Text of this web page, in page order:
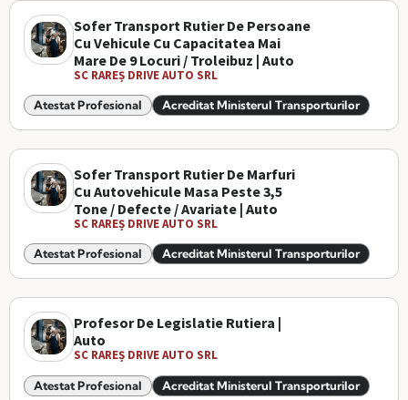
Sofer Transport Rutier De Persoane
Cu Vehicule Cu Capacitatea Mai
Mare De 9 Locuri / Troleibuz | Auto
SC RAREȘ DRIVE AUTO SRL
Atestat Profesional Acreditat Ministerul Transporturilor
Sofer Transport Rutier De Marfuri
Cu Autovehicule Masa Peste 3,5
Tone / Defecte / Avariate | Auto
SC RAREȘ DRIVE AUTO SRL
Atestat Profesional Acreditat Ministerul Transporturilor
Profesor De Legislatie Rutiera |
Auto
SC RAREȘ DRIVE AUTO SRL
Atestat Profesional Acreditat Ministerul Transporturilor